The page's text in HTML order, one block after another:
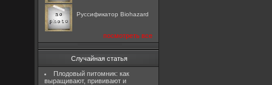
Руссификатор Biohazard
посмотреть все
Случайная статья
Плодовый питомник: как
выращивают, прививают и